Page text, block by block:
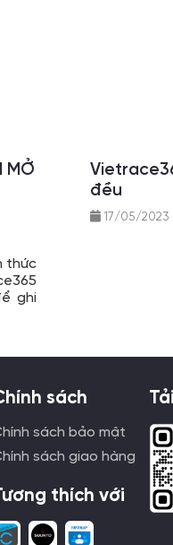
MỞ
thức
ghi
đều
17/05/2023
sách
sách bảo mật
sách giao hàng
thích với